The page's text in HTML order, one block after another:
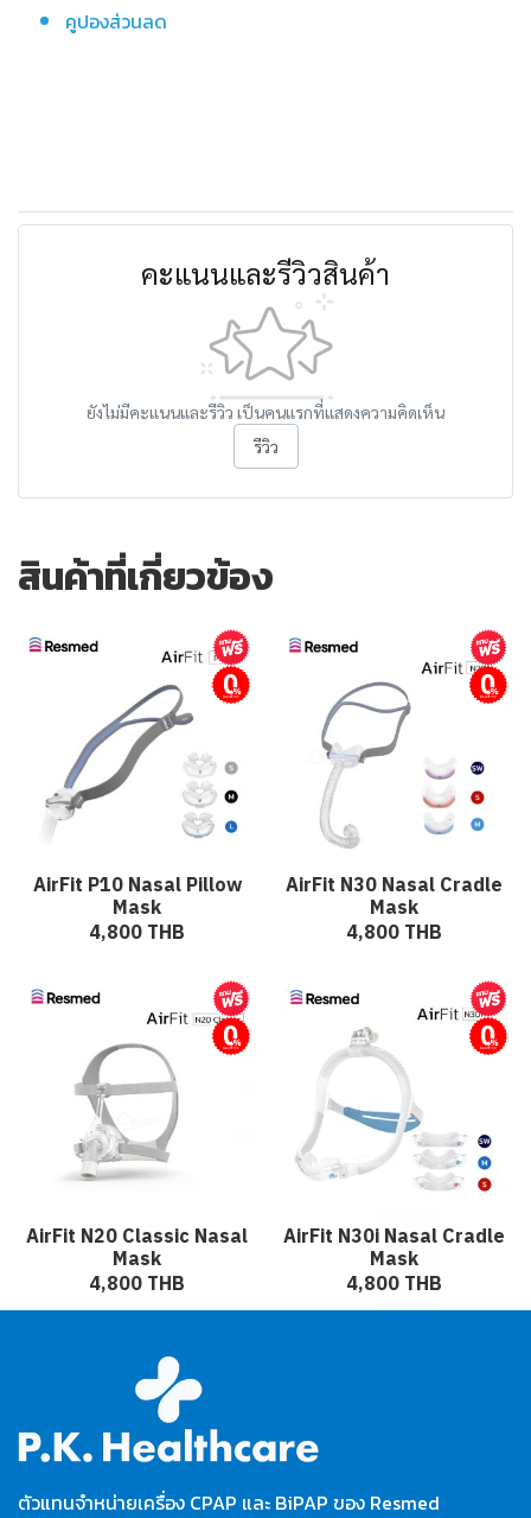
คูปองส่วนลด
คะแนนและรีวิวสินค้า
ยังไม่มีคะแนนและรีวิว เป็นคนแรกที่แสดงความคิดเห็น
รีวิว
สินค้าที่เกี่ยวข้อง
ผ่อนชำระ
AirFit P10 Nasal Pillow
Mask
4,800 THB
ผ่อนชำระ
AirFit N30 Nasal Cradle
Mask
4,800 THB
ผ่อนชำระ
AirFit N20 Classic Nasal
Mask
4,800 THB
ผ่อนชำระ
AirFit N30i Nasal Cradle
Mask
4,800 THB
ตัวแทนจำหน่ายเครื่อง CPAP และ BiPAP ของ Resmed